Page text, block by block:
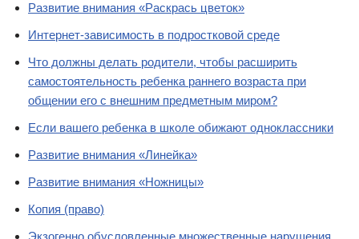
Развитие внимания «Раскрась цветок»
Интернет-зависимость в подростковой среде
Что должны делать родители, чтобы расширить
самостоятельность ребенка раннего возраста при
общении его с внешним предметным миром?
Если вашего ребенка в школе обижают одноклассники
Развитие внимания «Линейка»
Развитие внимания «Ножницы»
Копия (право)